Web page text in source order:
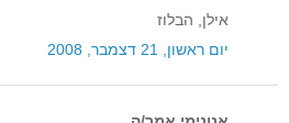
אילן, הבלוז
יום ראשון, 21 דצמבר, 2008